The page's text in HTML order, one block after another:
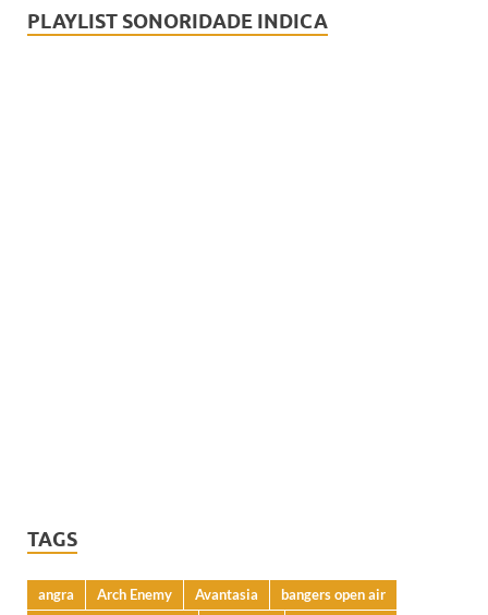
PLAYLIST SONORIDADE INDICA
TAGS
angra Arch Enemy Avantasia
bangers open air